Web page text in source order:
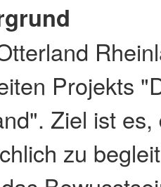
Projekts
Ziel ist
zu